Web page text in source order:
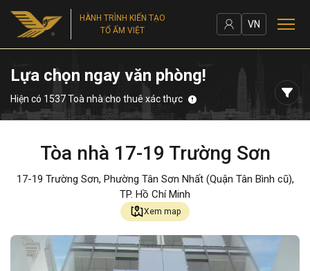
HÀNH TRÌNH KIẾN TẠO
TỔ ẤM VIỆT
VN
Lựa chọn ngay văn phòng!
Hiện có 1537 Toà nhà cho thuê xác thực
Tòa nhà 17-19 Trường Sơn
17-19 Trường Sơn, Phường Tân Sơn Nhất (Quận Tân Bình cũ),
TP. Hồ Chí Minh
Xem map